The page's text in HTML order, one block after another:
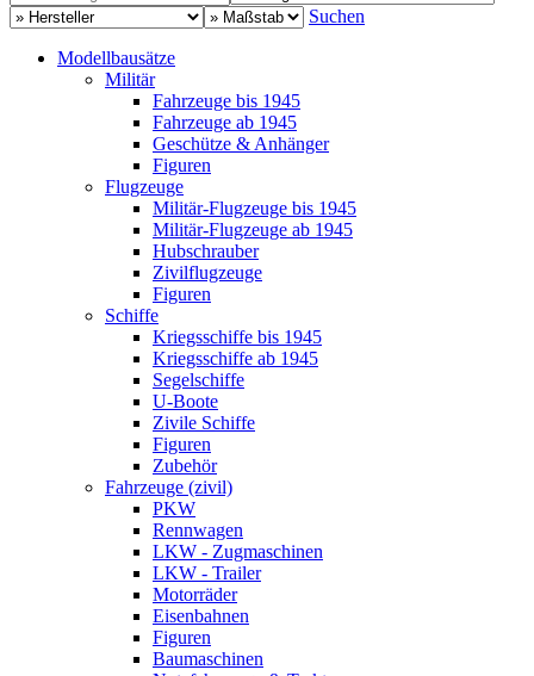
Suchen
Modellbausätze
Militär
Fahrzeuge bis 1945
Fahrzeuge ab 1945
Geschütze & Anhänger
Figuren
Flugzeuge
Militär-Flugzeuge bis 1945
Militär-Flugzeuge ab 1945
Hubschrauber
Zivilflugzeuge
Figuren
Schiffe
Kriegsschiffe bis 1945
Kriegsschiffe ab 1945
Segelschiffe
U-Boote
Zivile Schiffe
Figuren
Zubehör
Fahrzeuge (zivil)
PKW
Rennwagen
LKW - Zugmaschinen
LKW - Trailer
Motorräder
Eisenbahnen
Figuren
Baumaschinen